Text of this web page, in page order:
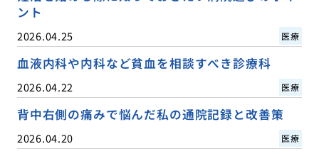
ント
2026.04.25 医療
血液内科や内科など貧血を相談すべき診療科
2026.04.22 医療
背中右側の痛みで悩んだ私の通院記録と改善策
2026.04.20 医療